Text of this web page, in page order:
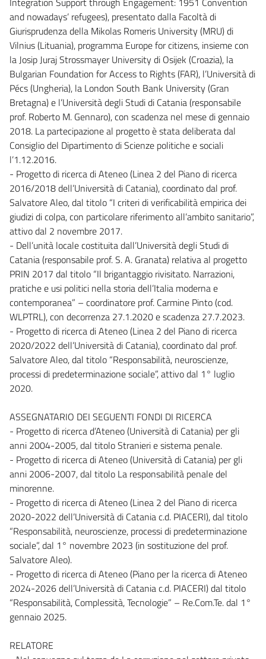
and nowadays’ refugees), presentato dalla Facoltà di
Giurisprudenza della Mikolas Romeris University (MRU) di
Vilnius (Lituania), programma Europe for citizens, insieme con
la Josip Juraj Strossmayer University di Osijek (Croazia), la
Bulgarian Foundation for Access to Rights (FAR), l’Università di
Pécs (Ungheria), la London South Bank University (Gran
Bretagna) e l’Università degli Studi di Catania (responsabile
prof. Roberto M. Gennaro), con scadenza nel mese di gennaio
2018. La partecipazione al progetto è stata deliberata dal
Consiglio del Dipartimento di Scienze politiche e sociali
l’1.12.2016.
- Progetto di ricerca di Ateneo (Linea 2 del Piano di ricerca
2016/2018 dell’Università di Catania), coordinato dal prof.
Salvatore Aleo, dal titolo “I criteri di verificabilità empirica dei
giudizi di colpa, con particolare riferimento all’ambito sanitario”,
attivo dal 2 novembre 2017.
- Dell’unità locale costituita dall’Università degli Studi di
Catania (responsabile prof. S. A. Granata) relativa al progetto
PRIN 2017 dal titolo “Il brigantaggio rivisitato. Narrazioni,
pratiche e usi politici nella storia dell’Italia moderna e
contemporanea” – coordinatore prof. Carmine Pinto (cod.
WLPTRL), con decorrenza 27.1.2020 e scadenza 27.7.2023.
- Progetto di ricerca di Ateneo (Linea 2 del Piano di ricerca
2020/2022 dell’Università di Catania), coordinato dal prof.
Salvatore Aleo, dal titolo “Responsabilità, neuroscienze,
processi di predeterminazione sociale”, attivo dal 1° luglio
2020.
ASSEGNATARIO DEI SEGUENTI FONDI DI RICERCA
- Progetto di ricerca d’Ateneo (Università di Catania) per gli
anni 2004-2005, dal titolo Stranieri e sistema penale.
- Progetto di ricerca di Ateneo (Università di Catania) per gli
anni 2006-2007, dal titolo La responsabilità penale del
minorenne.
- Progetto di ricerca di Ateneo (Linea 2 del Piano di ricerca
2020-2022 dell’Università di Catania c.d. PIACERI), dal titolo
“Responsabilità, neuroscienze, processi di predeterminazione
sociale”, dal 1° novembre 2023 (in sostituzione del prof.
Salvatore Aleo).
- Progetto di ricerca di Ateneo (Piano per la ricerca di Ateneo
2024-2026 dell’Università di Catania c.d. PIACERI) dal titolo
“Responsabilità, Complessità, Tecnologie” – Re.Com.Te. dal 1°
gennaio 2025.
RELATORE